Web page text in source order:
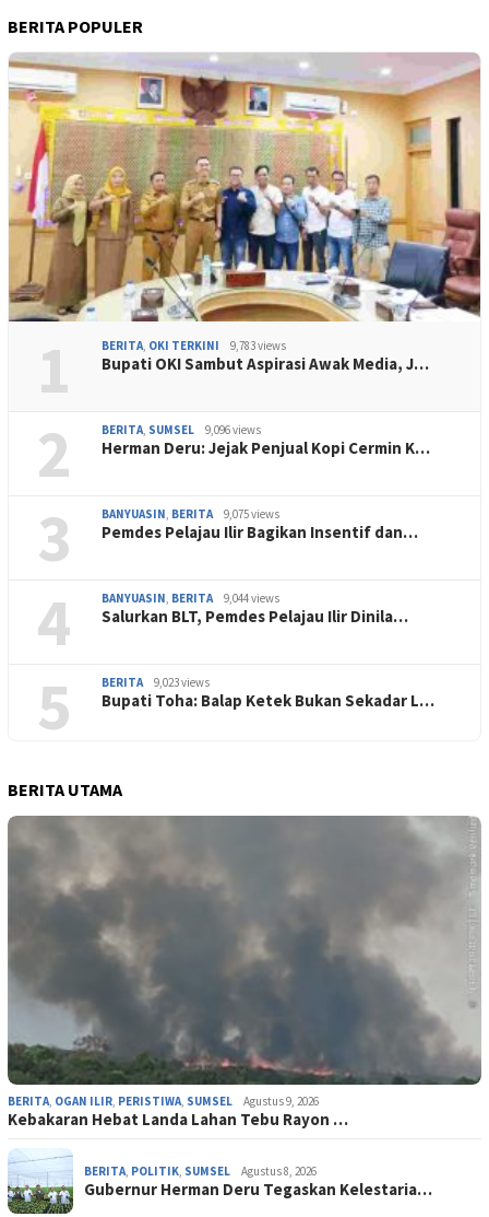
BERITA POPULER
1 BERITA OKI TERKINI 9,783 views
Bupati OKI Sambut Aspirasi Awak Media, J…
2 BERITA SUMSEL 9,096 views
Herman Deru: Jejak Penjual Kopi Cermin K…
3 BANYUASIN BERITA 9,075 views
Pemdes Pelajau Ilir Bagikan Insentif dan…
4 BANYUASIN BERITA 9,044 views
Salurkan BLT, Pemdes Pelajau Ilir Dinila…
5 BERITA 9,023 views
Bupati Toha: Balap Ketek Bukan Sekadar L…
BERITA UTAMA
BERITA OGAN ILIR PERISTIWA SUMSEL Agustus 9, 2026
‎Kebakaran Hebat Landa Lahan Tebu Rayon …
BERITA POLITIK SUMSEL Agustus 8, 2026
Gubernur Herman Deru Tegaskan Kelestaria…